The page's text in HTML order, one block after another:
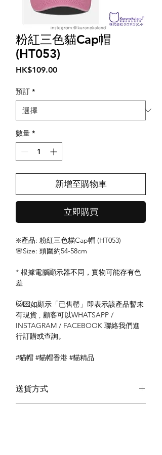
粉紅三色貓Cap帽
(HT053)
HK$109.00價
預訂 *
數量 *
新增至購物車
立即購買
❇️產品: 粉紅三色貓Cap帽 (HT053)
🌸Size: 頭圍約54-58cm
* 根據電腦顯示器不同，實物可能存有色
差
🐱💌如顯示「已售罄」即表示該產品暫未
有現貨 , 顧客可以WHATSAPP /
INSTAGRAM / FACEBOOK 聯絡我們進
行訂購或查詢。
#貓帽 #貓帽香港 #貓精品
送貨方式